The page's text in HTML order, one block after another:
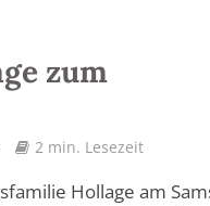
zum
2 min. Lesezeit
Hollage am